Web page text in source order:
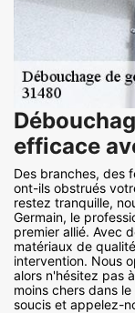
efficace
Des branches, des
ont-ils obstrués
restez tranquille,
Germain, le
premier allié. Avec
matériaux de
intervention. Nous
alors n'hésitez pas
moins chers dans
soucis et appelez-